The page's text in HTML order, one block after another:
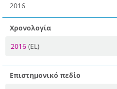
2016
Χρονολογία
2016 (EL)
Επιστημονικό πεδίο